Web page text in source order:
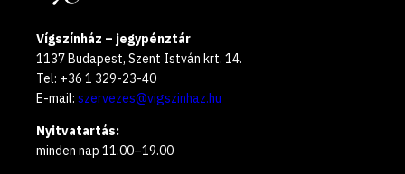
Vígszínház – jegypénztár
1137 Budapest, Szent István krt. 14.
Tel: +36 1 329-23-40
E-mail: szervezes@vigszinhaz.hu
Nyitvatartás:
minden nap 11.00–19.00